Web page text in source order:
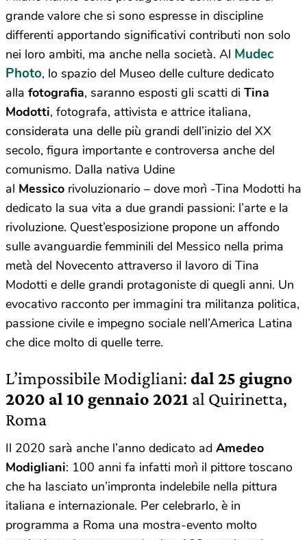
grande valore che si sono espresse in discipline
differenti apportando significativi contributi non solo
nei loro ambiti, ma anche nella società. Al Mudec
Photo, lo spazio del Museo delle culture dedicato
alla fotografia, saranno esposti gli scatti di Tina
Modotti, fotografa, attivista e attrice italiana,
considerata una delle più grandi dell’inizio del XX
secolo, figura importante e controversa anche del
comunismo. Dalla nativa Udine
al Messico rivoluzionario – dove morì -Tina Modotti ha
dedicato la sua vita a due grandi passioni: l’arte e la
rivoluzione. Quest’esposizione propone un affondo
sulle avanguardie femminili del Messico nella prima
metà del Novecento attraverso il lavoro di Tina
Modotti e delle grandi protagoniste di quegli anni. Un
evocativo racconto per immagini tra militanza politica,
passione civile e impegno sociale nell’America Latina
che dice molto di quelle terre.
L’impossibile Modigliani: dal 25 giugno
2020 al 10 gennaio 2021 al Quirinetta,
Roma
Il 2020 sarà anche l’anno dedicato ad Amedeo
Modigliani: 100 anni fa infatti morì il pittore toscano
che ha lasciato un’impronta indelebile nella pittura
italiana e internazionale. Per celebrarlo, è in
programma a Roma una mostra-evento molto